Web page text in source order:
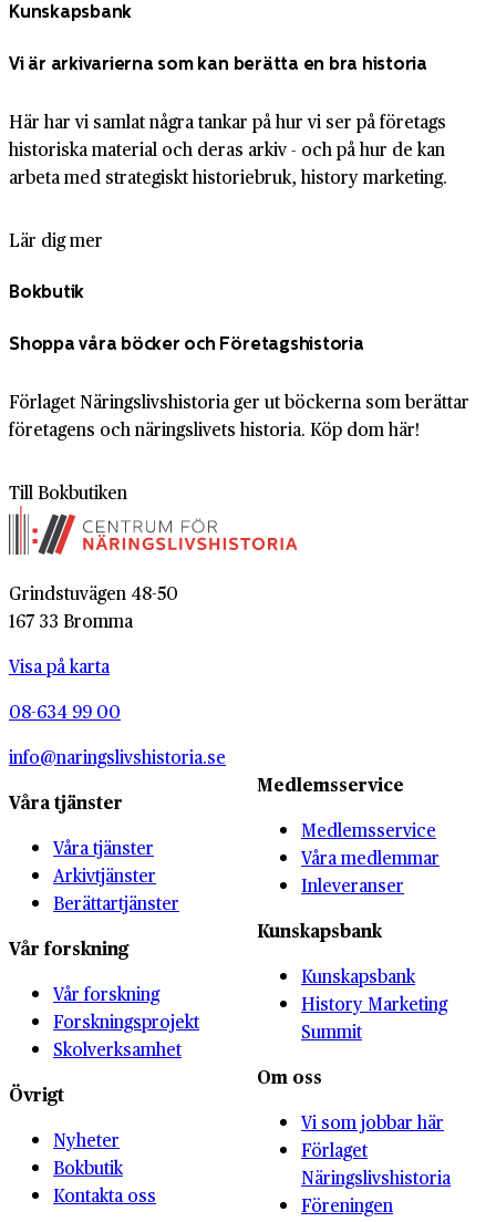
Kunskapsbank
Vi är arkivarierna som kan berätta en bra historia
Här har vi samlat några tankar på hur vi ser på företags
historiska material och deras arkiv - och på hur de kan
arbeta med strategiskt historiebruk, history marketing.
Lär dig mer
Bokbutik
Shoppa våra böcker och Företagshistoria
Förlaget Näringslivshistoria ger ut böckerna som berättar
företagens och näringslivets historia. Köp dom här!
Till Bokbutiken
Grindstuvägen 48-50
167 33 Bromma
Visa på karta
08-634 99 00
info@naringslivshistoria.se
Våra tjänster
Våra tjänster
Arkivtjänster
Berättartjänster
Vår forskning
Vår forskning
Forskningsprojekt
Skolverksamhet
Övrigt
Nyheter
Bokbutik
Kontakta oss
Medlemsservice
Medlemsservice
Våra medlemmar
Inleveranser
Kunskapsbank
Kunskapsbank
History Marketing
Summit
Om oss
Vi som jobbar här
Förlaget
Näringslivshistoria
Föreningen